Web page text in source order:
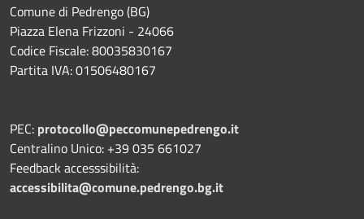
Comune di Pedrengo (BG)
Piazza Elena Frizzoni - 24066
Codice Fiscale: 80035830167
Partita IVA: 01506480167
PEC: protocollo@peccomunepedrengo.it
Centralino Unico: +39 035 661027
Feedback accesssibilità:
accessibilita@comune.pedrengo.bg.it